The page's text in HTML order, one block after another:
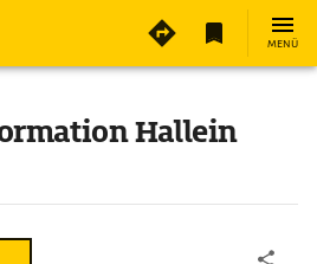
MENÜ
Hallein